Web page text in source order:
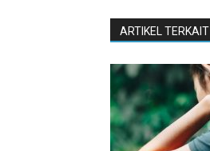
ARTIKEL TERKAIT